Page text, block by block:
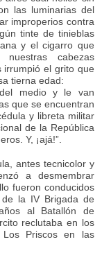
las luminarias del
improperios contra
tinte de tinieblas
y el cigarro que
cabezas
irrumpió el grito que
tierna edad:
medio y le van
que se encuentran
y libreta militar
de la República
Y, ¡ajá!”.
antes tecnicolor y
a desmembrar
fueron conducidos
la IV Brigada de
al Batallón de
reclutaba en los
Priscos en las